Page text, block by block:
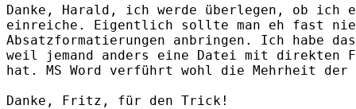
Danke, Harald, ich werde überlegen, ob ich
einreiche. Eigentlich sollte man eh fast
Absatzformatierungen anbringen. Ich habe
weil jemand anders eine Datei mit direkten
hat. MS Word verführt wohl die Mehrheit
Danke, Fritz, für den Trick!